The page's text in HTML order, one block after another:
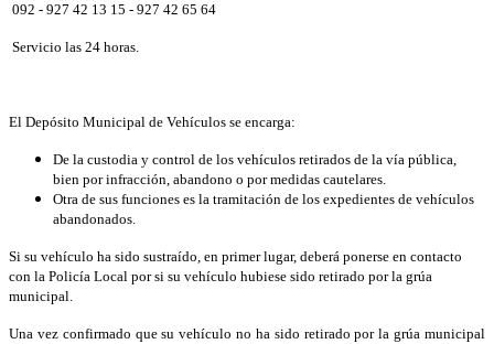
092 - 927 42 13 15 - 927 42 65 64
Servicio las 24 horas.
El Depósito Municipal de Vehículos se encarga:
De la custodia y control de los vehículos retirados de la vía pública,
bien por infracción, abandono o por medidas cautelares.
Otra de sus funciones es la tramitación de los expedientes de vehículos
abandonados.
Si su vehículo ha sido sustraído, en primer lugar, deberá ponerse en contacto
con la Policía Local por si su vehículo hubiese sido retirado por la grúa
municipal.
Una vez confirmado que su vehículo no ha sido retirado por la grúa municipal